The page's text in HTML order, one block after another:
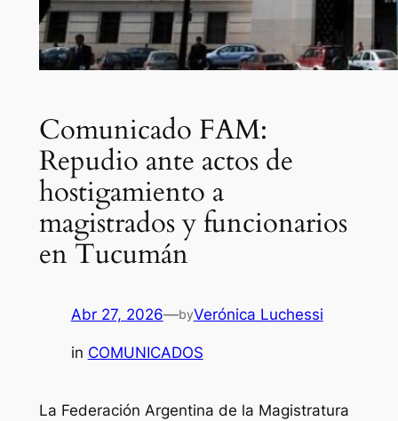
Comunicado FAM:
Repudio ante actos de
hostigamiento a
magistrados y funcionarios
en Tucumán
Abr 27, 2026—byVerónica Luchessi
in COMUNICADOS
La Federación Argentina de la Magistratura